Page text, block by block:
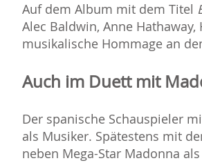
Auf dem Album mit dem Titel
Alec Baldwin, Anne Hathaway,
musikalische Hommage an
Auch im Duett mit
Der spanische Schauspieler
als Musiker. Spätestens mit
neben Mega-Star Madonna